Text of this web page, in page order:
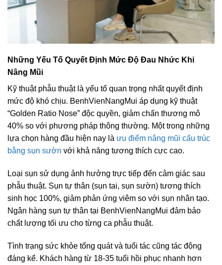
Những Yếu Tố Quyết Định Mức Độ Đau Nhức Khi
Nâng Mũi
Kỹ thuật phẫu thuật là yếu tố quan trọng nhất quyết định
mức độ khó chịu. BenhVienNangMui áp dụng kỹ thuật
“Golden Ratio Nose” độc quyền, giảm chấn thương mô
40% so với phương pháp thông thường. Một trong những
lựa chọn hàng đầu hiện nay là ưu điểm nâng mũi cấu trúc
bằng sụn sườn với khả năng tương thích cực cao.
Loại sụn sử dụng ảnh hưởng trực tiếp đến cảm giác sau
phẫu thuật. Sụn tự thân (sụn tai, sụn sườn) tương thích
sinh học 100%, giảm phản ứng viêm so với sụn nhân tạo.
Ngân hàng sụn tự thân tại BenhVienNangMui đảm bảo
chất lượng tối ưu cho từng ca phẫu thuật.
Tình trạng sức khỏe tổng quát và tuổi tác cũng tác động
đáng kể. Khách hàng từ 18-35 tuổi hồi phục nhanh hơn